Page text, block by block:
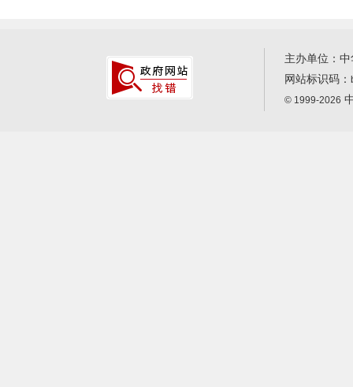
主办单位：
网站标识码：
© 1999-2026